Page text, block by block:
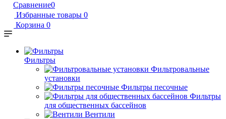
Сравнение0
Избранные товары 0
Корзина 0
Фильтры
Фильтровальные
установки
Фильтры песочные
Фильтры
для общественных бассейнов
Вентили